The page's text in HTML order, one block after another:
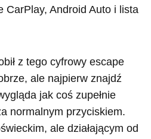
CarPlay, Android Auto i lista
z tego cyfrowy escape
ale najpierw znajdź
jak coś zupełnie
normalnym przyciskiem.
ale działającym od